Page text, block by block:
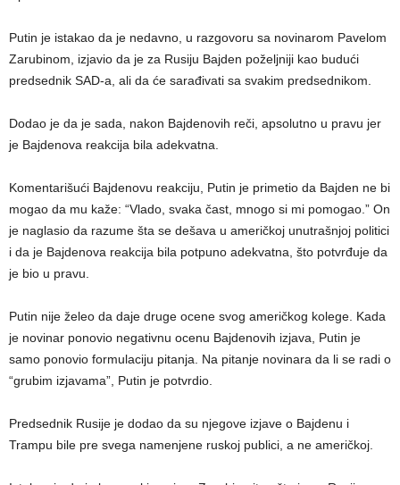
Putin je istakao da je nedavno, u razgovoru sa novinarom Pavelom
Zarubinom, izjavio da je za Rusiju Bajden poželjniji kao budući
predsednik SAD-a, ali da će sarađivati sa svakim predsednikom.
Dodao je da je sada, nakon Bajdenovih reči, apsolutno u pravu jer
je Bajdenova reakcija bila adekvatna.
Komentarišući Bajdenovu reakciju, Putin je primetio da Bajden ne bi
mogao da mu kaže: “Vlado, svaka čast, mnogo si mi pomogao.” On
je naglasio da razume šta se dešava u američkoj unutrašnjoj politici
i da je Bajdenova reakcija bila potpuno adekvatna, što potvrđuje da
je bio u pravu.
Putin nije želeo da daje druge ocene svog američkog kolege. Kada
je novinar ponovio negativnu ocenu Bajdenovih izjava, Putin je
samo ponovio formulaciju pitanja. Na pitanje novinara da li se radi o
“grubim izjavama”, Putin je potvrdio.
Predsednik Rusije je dodao da su njegove izjave o Bajdenu i
Trampu bile pre svega namenjene ruskoj publici, a ne američkoj.